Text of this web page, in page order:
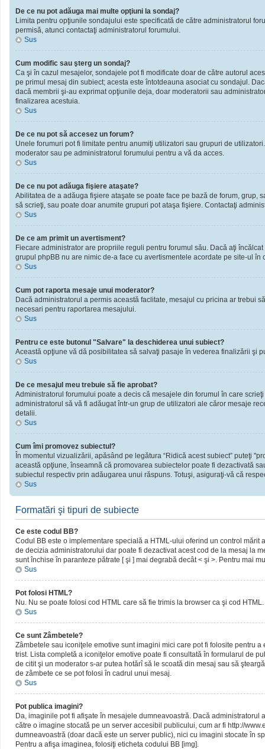
De ce nu pot adăuga mai multe opţiuni la sondaj?
Limita pentru opţiunile sondajului este specificată de către administratorul
permisă, atunci contactaţi administratorul forumului.
Sus
Cum modific sau şterg un sondaj?
Ca şi în cazul mesajelor, sondajele pot fi modificate doar de către autorul
pe primul mesaj din subiect; acesta este întotdeauna asociat cu sondajul.
dacă membrii şi-au exprimat opţiunile deja, doar moderatorii sau
finalizarea acestuia.
Sus
De ce nu pot să accesez un forum?
Unele forumuri pot fi limitate pentru anumiţi utilizatori sau grupuri de
moderator sau pe administratorul forumului pentru a vă da acces.
Sus
De ce nu pot adăuga fişiere ataşate?
Abilitatea de a adăuga fişiere ataşate se poate face pe bază de forum, grup,
să scrieţi, sau poate doar anumite grupuri pot ataşa fişiere. Contactaţi
Sus
De ce am primit un avertisment?
Fiecare administrator are propriile reguli pentru forumul său. Dacă aţi
grupul phpBB nu are nimic de-a face cu avertismentele acordate pe site-ul
Sus
Cum pot raporta mesaje unui moderator?
Dacă administratorul a permis această faclitate, mesajul cu pricina ar trebui
necesari pentru raportarea mesajului.
Sus
Pentru ce este butonul "Salvare" la deschiderea unui subiect?
Această opţiune vă dă posibilitatea să salvaţi pasaje în vederea finalizării şi
Sus
De ce mesajul meu trebuie să fie aprobat?
Administratorul forumului poate a decis că mesajele din forumul în care
administratorul să vă fi adăugat într-un grup de utilizatori ale căror mesaje
detalii.
Sus
Cum îmi promovez subiectul?
În momentul vizualizării, apăsând pe legătura “Ridică acest subiect” puteţi
această opţiune, înseamnă că promovarea subiectelor poate fi dezactivată
subiectul respectiv prin adăugarea unui răspuns. Totuşi, asiguraţi-vă că
Sus
Formatări şi tipuri de subiecte
Ce este codul BB?
Codul BB este o implementare specială a HTML-ului oferind un control
de decizia administratorului dar poate fi dezactivat acest cod de la mesaj la
sunt închise în paranteze pătrate [ şi ] mai degrabă decât < şi >. Pentru mai
Sus
Pot folosi HTML?
Nu. Nu se poate folosi cod HTML care să fie trimis la browser ca şi cod
Sus
Ce sunt Zâmbetele?
Zâmbetele sau iconiţele emotive sunt imagini mici care pot fi folosite pentru
trist. Lista completă a iconiţelor emotive poate fi consultată în formularul de
de citit şi un moderator s-ar putea hotărî să le scoată din mesaj sau să
de zâmbete ce se pot folosi în cadrul unui mesaj.
Sus
Pot publica imagini?
Da, imaginile pot fi afişate în mesajele dumneavoastră. Dacă
către o imagine stocată pe un server accesibil publicului, cum ar fi http://
dumneavoastră (doar dacă este un server public), nici cu imagini stocate în
Pentru a afişa imaginea, folosiţi eticheta codului BB [img].